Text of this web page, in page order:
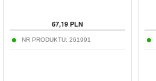
67,19 PLN
NR PRODUKTU: 261991